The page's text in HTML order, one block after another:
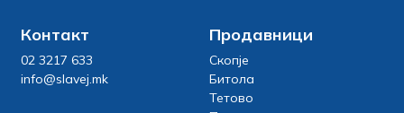
Контакт
02 3217 633
info@slavej.mk
Продавници
Скопје
Битола
Тетово